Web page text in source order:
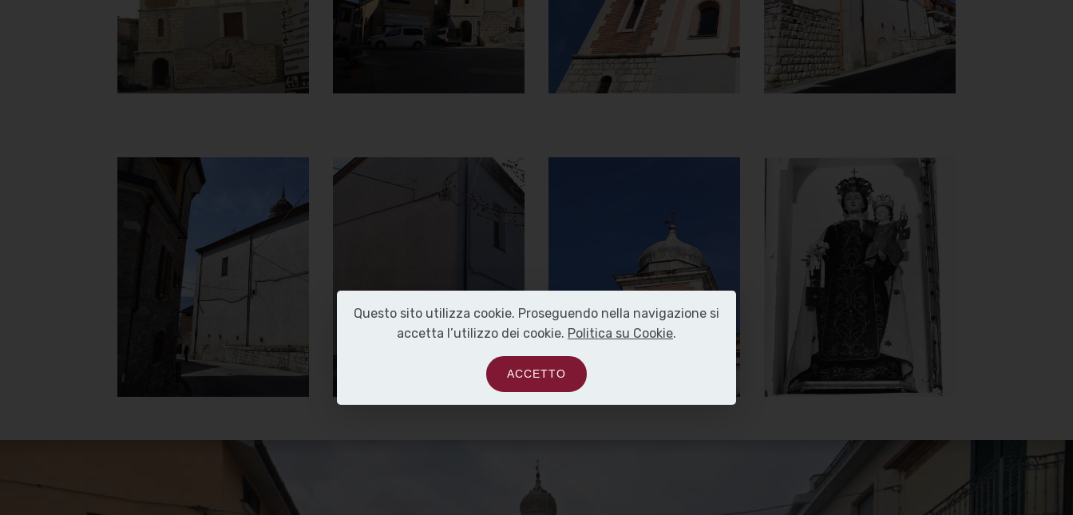
Clicca per ingrandire
] Clicca per ingrandire Clicca per ingrandire
]
Chiesa della
Madonna del
Carmine
Vista retro
Clicca per ingrandire
Chiesa della
[
Clicca per ingrandire
Madonna del
Carmine
Campanile
Clicca per ingrandire
]
Chiesa della
Madonna del
Carmine
Statua Madonna del
Clicca per ingrandire
]
Questo sito utilizza cookie. Proseguendo nella navigazione si
accetta l’utilizzo dei cookie. Politica su Cookie.
ACCETTO